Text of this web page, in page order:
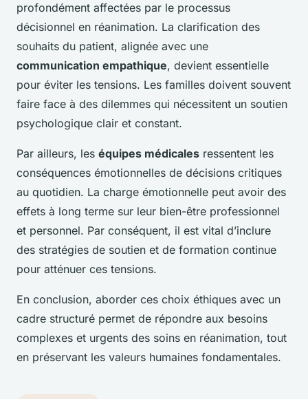
profondément affectées par le processus
décisionnel en réanimation. La clarification des
souhaits du patient, alignée avec une
communication empathique, devient essentielle
pour éviter les tensions. Les familles doivent souvent
faire face à des dilemmes qui nécessitent un soutien
psychologique clair et constant.
Par ailleurs, les équipes médicales ressentent les
conséquences émotionnelles de décisions critiques
au quotidien. La charge émotionnelle peut avoir des
effets à long terme sur leur bien-être professionnel
et personnel. Par conséquent, il est vital d’inclure
des stratégies de soutien et de formation continue
pour atténuer ces tensions.
En conclusion, aborder ces choix éthiques avec un
cadre structuré permet de répondre aux besoins
complexes et urgents des soins en réanimation, tout
en préservant les valeurs humaines fondamentales.